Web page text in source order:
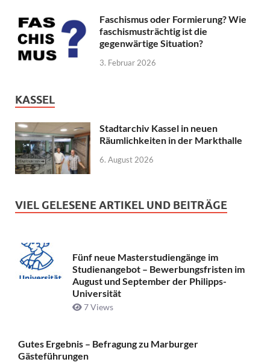
Faschismus oder Formierung? Wie
faschismusträchtig ist die
gegenwärtige Situation?
3. Februar 2026
KASSEL
Stadtarchiv Kassel in neuen
Räumlichkeiten in der Markthalle
6. August 2026
VIEL GELESENE ARTIKEL UND BEITRÄGE
Fünf neue Masterstudiengänge im
Studienangebot – Bewerbungsfristen im
August und September der Philipps-
Universität
7 Views
Gutes Ergebnis – Befragung zu Marburger
Gästeführungen